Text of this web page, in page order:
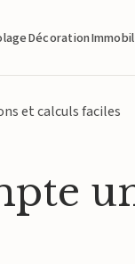
Décoration
et calculs faciles